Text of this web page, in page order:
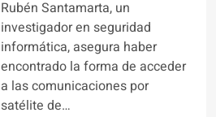
Rubén Santamarta, un
investigador en seguridad
informática, asegura haber
encontrado la forma de acceder
a las comunicaciones por
satélite de…